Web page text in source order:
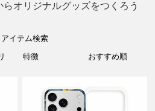
オリジナルグッズをつくろう
アイテム検索